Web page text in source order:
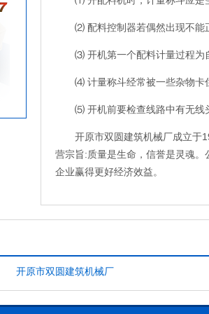
⑵ 配料控制器若偶然出现不能
⑶ 开机第一个配料计量过程为
⑷ 计量称斗经常被一些杂物卡
⑸ 开机前要检查线路中有无线
开原市双圆建筑机械厂成立于
营宗旨:质量是生命，信誉是灵魂。
企业赢得更好经济效益。
开原市双圆建筑机械厂